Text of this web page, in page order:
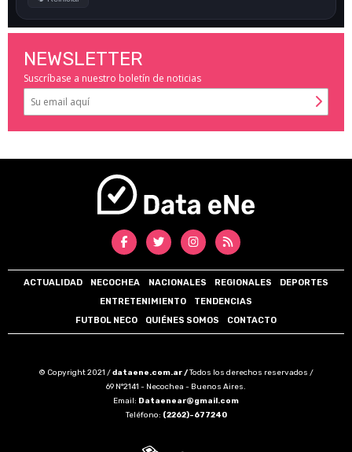
NEWSLETTER
Suscríbase a nuestro boletín de noticias
ACTUALIDAD NECOCHEA NACIONALES REGIONALES
DEPORTES
ENTRETENIMIENTO
TENDENCIAS
FUTBOL NECO
QUIÉNES SOMOS CONTACTO
© Copyright 2021 /dataene.com.ar /Todos los derechos reservados /
69 N°2141 - Necochea - Buenos Aires.
Email: Dataenear@gmail.com
Teléfono: (2262)-677240